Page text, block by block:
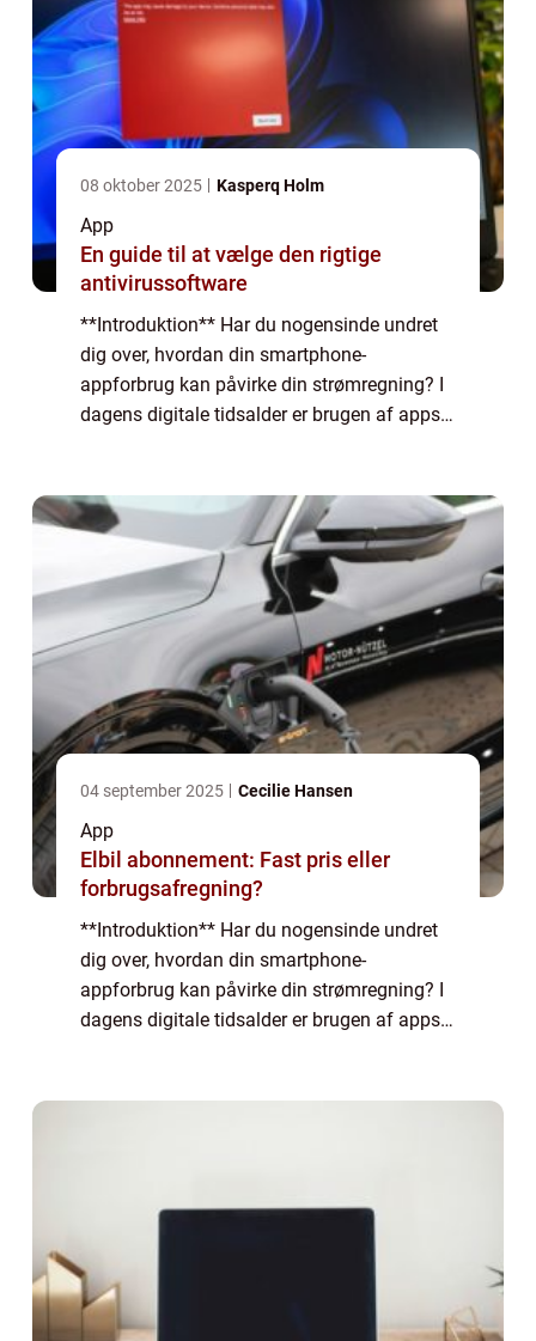
08 oktober 2025 Kasperq Holm
App
En guide til at vælge den rigtige
antivirussoftware
**Introduktion** Har du nogensinde undret
dig over, hvordan din smartphone-
appforbrug kan påvirke din strømregning? I
dagens digitale tidsalder er brugen af apps
opmærksomm...
04 september 2025 Cecilie Hansen
App
Elbil abonnement: Fast pris eller
forbrugsafregning?
**Introduktion** Har du nogensinde undret
dig over, hvordan din smartphone-
appforbrug kan påvirke din strømregning? I
dagens digitale tidsalder er brugen af apps